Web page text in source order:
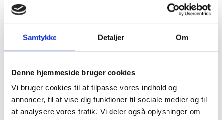
Samtykke Detaljer Om
Denne hjemmeside bruger cookies
Vi bruger cookies til at tilpasse vores indhold og
annoncer, til at vise dig funktioner til sociale medier og til
at analysere vores trafik. Vi deler også oplysninger om
Sådan arbejder vi med jeres bestyrelse
Fase 1: Analyse og tilstandsvurdering
Vi starter med at forstå jeres behov. Gennem
besigtigelse – ofte med drone – dokumenterer vi tagets
renovering eller udskiftning er den bedste løsning.
Fase 2: Rådgivning og beslutningsgrundlag
Vi udarbejder et klart beslutningsgrundlag til bestyrelsen,